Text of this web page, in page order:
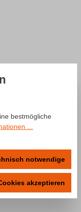
Shirt Team
bestmögliche
...
notwendige
akzeptieren